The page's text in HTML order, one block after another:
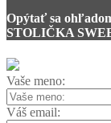
Opýtať sa
STOLIČKA
Vaše meno:
Váš email: